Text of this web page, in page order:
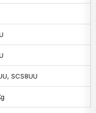
SCS8UU